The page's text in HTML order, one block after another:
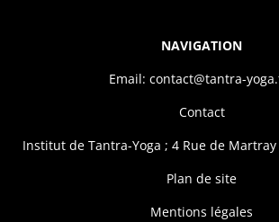
NAVIGATION
Email: contact@tantra-
Contact
Institut de Tantra-Yoga ; 4 Rue de
Plan de site
Mentions légales